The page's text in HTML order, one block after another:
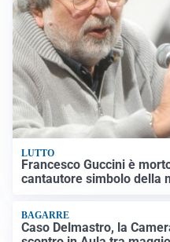
LUTTO
Francesco Guccini è
cantautore simbolo della
BAGARRE
Caso Delmastro, la